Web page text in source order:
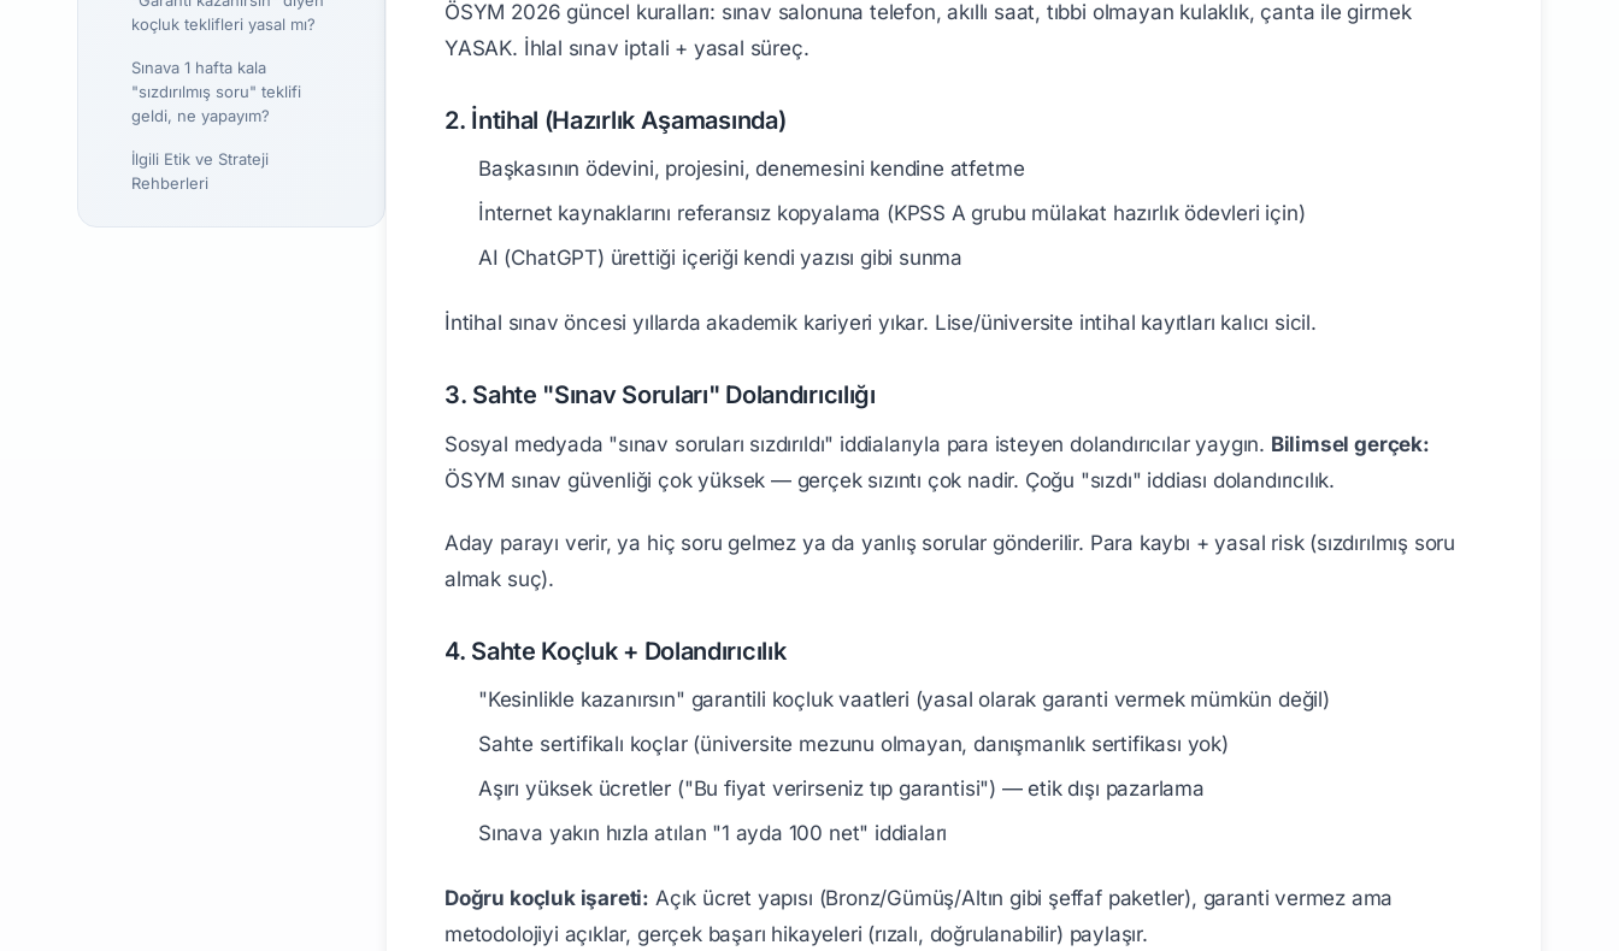
koçluk teklifleri yasal mı?
Sınava 1 hafta kala
"sızdırılmış soru" teklifi
geldi, ne yapayım?
İlgili Etik ve Strateji
Rehberleri
ÖSYM 2026 güncel kuralları: sınav salonuna telefon, akıllı saat, tıbbi olmayan kulaklık, çanta ile girmek
YASAK. İhlal sınav iptali + yasal süreç.
2. İntihal (Hazırlık Aşamasında)
Başkasının ödevini, projesini, denemesini kendine atfetme
İnternet kaynaklarını referansız kopyalama (KPSS A grubu mülakat hazırlık ödevleri için)
AI (ChatGPT) ürettiği içeriği kendi yazısı gibi sunma
İntihal sınav öncesi yıllarda akademik kariyeri yıkar. Lise/üniversite intihal kayıtları kalıcı sicil.
3. Sahte "Sınav Soruları" Dolandırıcılığı
Sosyal medyada "sınav soruları sızdırıldı" iddialarıyla para isteyen dolandırıcılar yaygın. Bilimsel gerçek:
ÖSYM sınav güvenliği çok yüksek — gerçek sızıntı çok nadir. Çoğu "sızdı" iddiası dolandırıcılık.
Aday parayı verir, ya hiç soru gelmez ya da yanlış sorular gönderilir. Para kaybı + yasal risk (sızdırılmış soru
almak suç).
4. Sahte Koçluk + Dolandırıcılık
"Kesinlikle kazanırsın" garantili koçluk vaatleri (yasal olarak garanti vermek mümkün değil)
Sahte sertifikalı koçlar (üniversite mezunu olmayan, danışmanlık sertifikası yok)
Aşırı yüksek ücretler ("Bu fiyat verirseniz tıp garantisi") — etik dışı pazarlama
Sınava yakın hızla atılan "1 ayda 100 net" iddiaları
Doğru koçluk işareti: Açık ücret yapısı (Bronz/Gümüş/Altın gibi şeffaf paketler), garanti vermez ama
metodolojiyi açıklar, gerçek başarı hikayeleri (rızalı, doğrulanabilir) paylaşır.